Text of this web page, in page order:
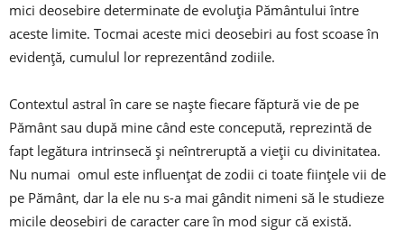
mici deosebire determinate de evoluția Pământului între
aceste limite. Tocmai aceste mici deosebiri au fost scoase în
evidență, cumulul lor reprezentând zodiile.
Contextul astral în care se naște fiecare făptură vie de pe
Pământ sau după mine când este concepută, reprezintă de
fapt legătura intrinsecă și neîntreruptă a vieții cu divinitatea.
Nu numai omul este influențat de zodii ci toate ființele vii de
pe Pământ, dar la ele nu s-a mai gândit nimeni să le studieze
micile deosebiri de caracter care în mod sigur că există.